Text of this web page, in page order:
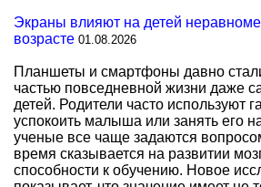
Экраны влияют на детей
возрасте 01.08.2026
Планшеты и смартфоны давно
частью повседневной жизни даже
детей. Родители часто используют
успокоить малыша или занять его
ученые все чаще задаются
время сказывается на развитии
способности к обучению. Новое